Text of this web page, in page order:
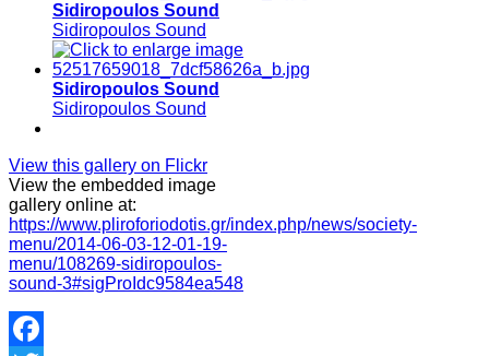
Sidiropoulos Sound
Sidiropoulos Sound
Sidiropoulos Sound
Sidiropoulos Sound
View this gallery on Flickr
View the embedded image
gallery online at:
https://www.pliroforiodotis.gr/index.php/news/society-
menu/2014-06-03-12-01-19-
menu/108269-sidiropoulos-
sound-3#sigProIdc9584ea548